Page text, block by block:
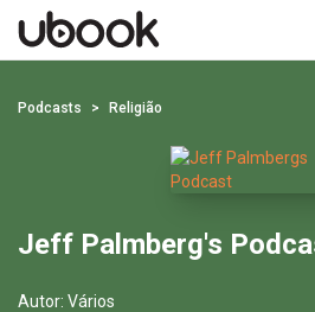
Podcasts Religião
Jeff Palmberg's
Autor: Vários